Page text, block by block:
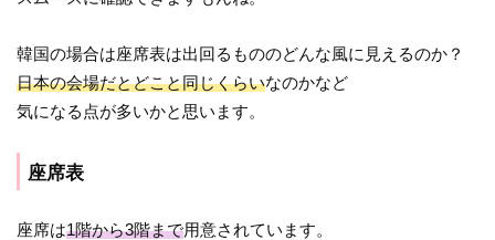
韓国の場合は座席表は出回るもののどんな風に見えるのか？
日本の会場だとどこと同じくらいなのかなど
気になる点が多いかと思います。
座席表
座席は1階から3階まで用意されています。